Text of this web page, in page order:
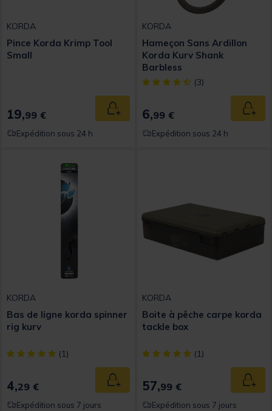
KORDA
Pince Korda Krimp Tool
Small
19,99 € Ajouter au panier
Expédition sous 24 h
KORDA
Hameçon Sans Ardillon
Korda Kurv Shank
Barbless
[object Object] out of 5
(3)
6,99 €
Expédition sous 24 h
KORDA
Bas de ligne korda spinner
rig kurv
[object Object] out of 5 Customer Rating
(1)
4,29 € Ajouter au panier
Expédition sous 7 jours
KORDA
Boite à pêche carpe korda
tackle box
[object Object] out of 5
(1)
57,99 €
Expédition sous 7 jours